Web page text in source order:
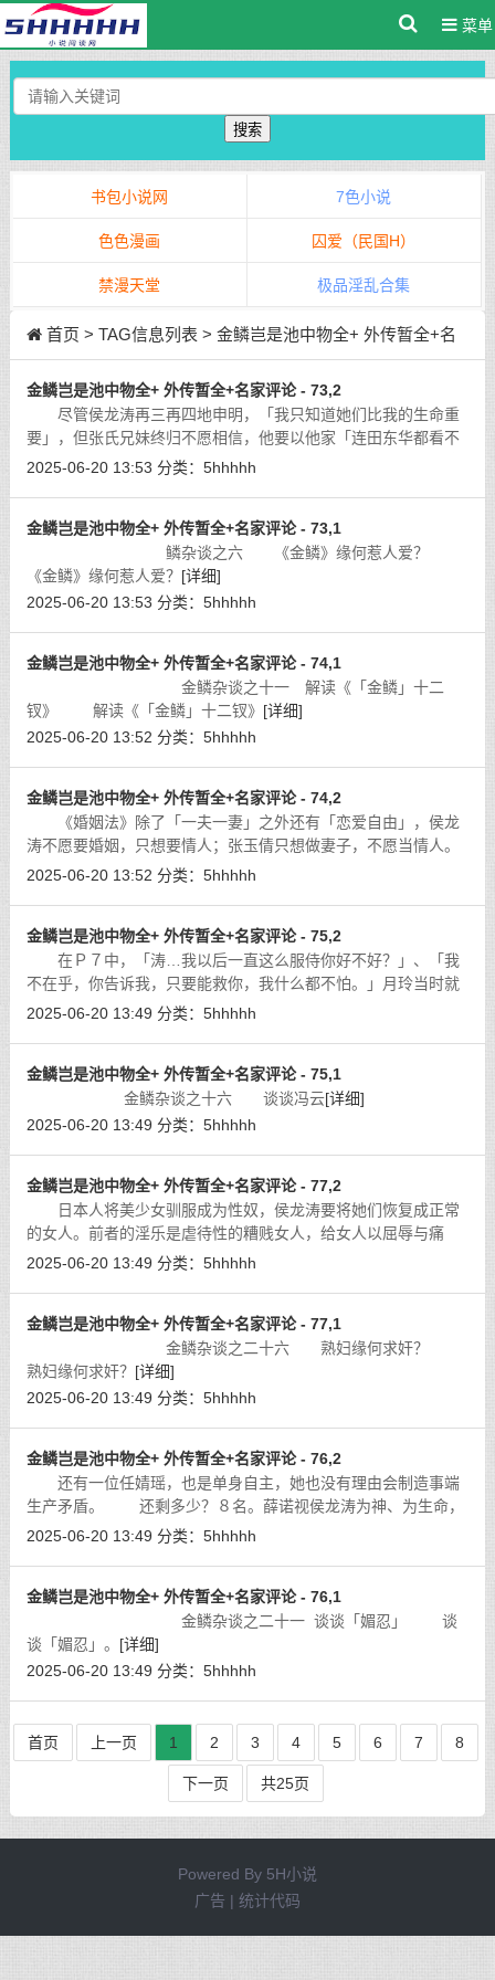
菜单
搜索
书包小说网 7色小说
色色漫画 囚爱（民国H）
禁漫天堂 极品淫乱合集
首页 > TAG信息列表 > 金鳞岂是池中物全+ 外传暂全+名
金鳞岂是池中物全+ 外传暂全+名家评论 - 73,2
尽管侯龙涛再三再四地申明，「我只知道她们比我的生命重
要」，但张氏兄妹终归不愿相信，他要以他家「连田东华都看不
上」的赫赫权势，来压服这「一个毫无根底的小痞子」，她要这
2025-06-20 13:53 分类： 5hhhhh
金鳞岂是池中物全+ 外传暂全+名家评论 - 73,1
鳞杂谈之六 《金鳞》缘何惹人爱？
《金鳞》缘何惹人爱？ [详细]
2025-06-20 13:53 分类： 5hhhhh
金鳞岂是池中物全+ 外传暂全+名家评论 - 74,1
金鳞杂谈之十一 解读《「金鳞」十二
钗》 解读《「金鳞」十二钗》 [详细]
2025-06-20 13:52 分类： 5hhhhh
金鳞岂是池中物全+ 外传暂全+名家评论 - 74,2
《婚姻法》除了「一夫一妻」之外还有「恋爱自由」，侯龙
涛不愿要婚姻，只想要情人；张玉倩只想做妻子，不愿当情人。
这种现象，在理论上称之为「矛盾」。
2025-06-20 13:52 分类： 5hhhhh
金鳞岂是池中物全+ 外传暂全+名家评论 - 75,2
在Ｐ７中，「涛…我以后一直这么服侍你好不好？」、「我
不在乎，你告诉我，只要能救你，我什么都不怕。」月玲当时就
已下了决心。[详细]
2025-06-20 13:49 分类： 5hhhhh
金鳞岂是池中物全+ 外传暂全+名家评论 - 75,1
金鳞杂谈之十六 谈谈冯云[详细]
2025-06-20 13:49 分类： 5hhhhh
金鳞岂是池中物全+ 外传暂全+名家评论 - 77,2
日本人将美少女驯服成为性奴，侯龙涛要将她们恢复成正常
的女人。前者的淫乐是虐待性的糟贱女人，给女人以屈辱与痛
苦；后者的淫乐是人性化的疼爱女人，给女人以正常的地位与欢
2025-06-20 13:49 分类： 5hhhhh
金鳞岂是池中物全+ 外传暂全+名家评论 - 77,1
金鳞杂谈之二十六 熟妇缘何求奸？
熟妇缘何求奸？ [详细]
2025-06-20 13:49 分类： 5hhhhh
金鳞岂是池中物全+ 外传暂全+名家评论 - 76,2
还有一位任婧瑶，也是单身自主，她也没有理由会制造事端
生产矛盾。 还剩多少？８名。薛诺视侯龙涛为神、为生命，
许如云是她的干妈，何莉萍是她的亲妈。司徒清影是何莉萍的干
2025-06-20 13:49 分类： 5hhhhh
金鳞岂是池中物全+ 外传暂全+名家评论 - 76,1
金鳞杂谈之二十一 谈谈「媚忍」 谈
谈「媚忍」。 [详细]
2025-06-20 13:49 分类： 5hhhhh
首页 上一页 1 2 3 4 5 6 7 8
下一页 共25页
Powered By 5H小说
广告 | 统计代码